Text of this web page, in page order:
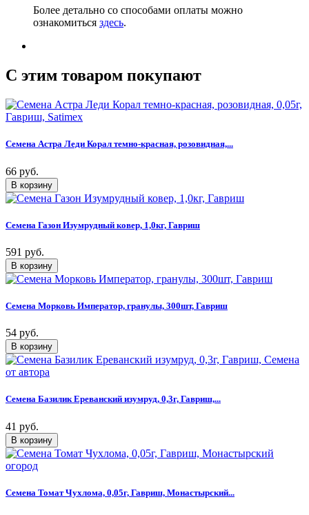
Более детально со способами оплаты можно
ознакомиться здесь.
C этим товаром покупают
Семена Астра Леди Корал темно-красная, розовидная,...
66 руб.
Семена Газон Изумрудный ковер, 1,0кг, Гавриш
591 руб.
Семена Морковь Император, гранулы, 300шт, Гавриш
54 руб.
Семена Базилик Ереванский изумруд, 0,3г, Гавриш,...
41 руб.
Семена Томат Чухлома, 0,05г, Гавриш, Монастырский...